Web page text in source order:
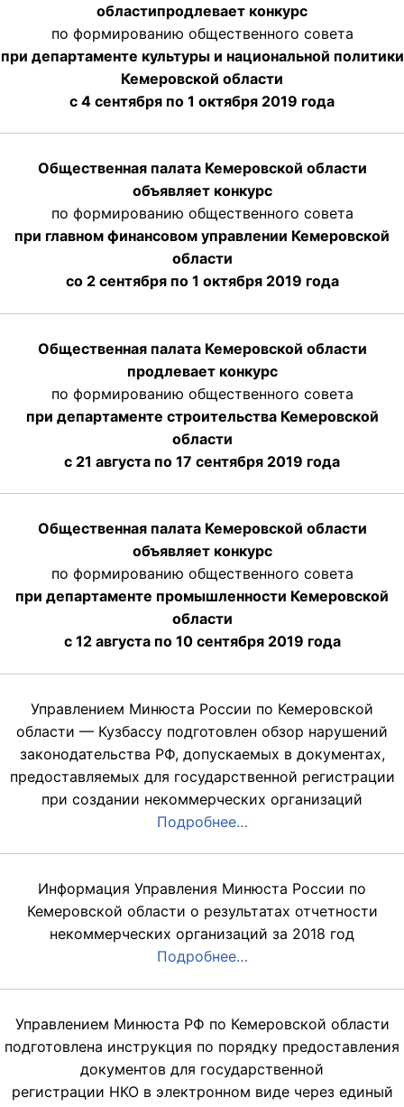
областипродлевает конкурс
по формированию общественного совета
при департаменте культуры и национальной политики
Кемеровской области
с 4 сентября по 1 октября 2019 года
Общественная палата Кемеровской области
объявляет конкурс
по формированию общественного совета
при главном финансовом управлении Кемеровской
области
со 2 сентября по 1 октября 2019 года
Общественная палата Кемеровской области
продлевает конкурс
по формированию общественного совета
при департаменте строительства Кемеровской
области
с 21 августа по 17 сентября 2019 года
Общественная палата Кемеровской области
объявляет конкурс
по формированию общественного совета
при департаменте промышленности Кемеровской
области
с 12 августа по 10 сентября 2019 года
Управлением Минюста России по Кемеровской
области — Кузбассу подготовлен обзор нарушений
законодательства РФ, допускаемых в документах,
предоставляемых для государственной регистрации
при создании некоммерческих организаций
Подробнее…
Информация Управления Минюста России по
Кемеровской области о результатах отчетности
некоммерческих организаций за 2018 год
Подробнее…
Управлением Минюста РФ по Кемеровской области
подготовлена инструкция по порядку предоставления
документов для государственной
регистрации НКО в электронном виде через единый